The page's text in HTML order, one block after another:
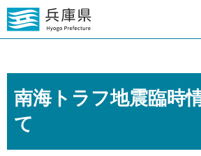
南海トラフ地震臨時
て